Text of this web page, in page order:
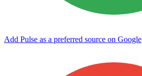
Add Pulse as a preferred source on Google